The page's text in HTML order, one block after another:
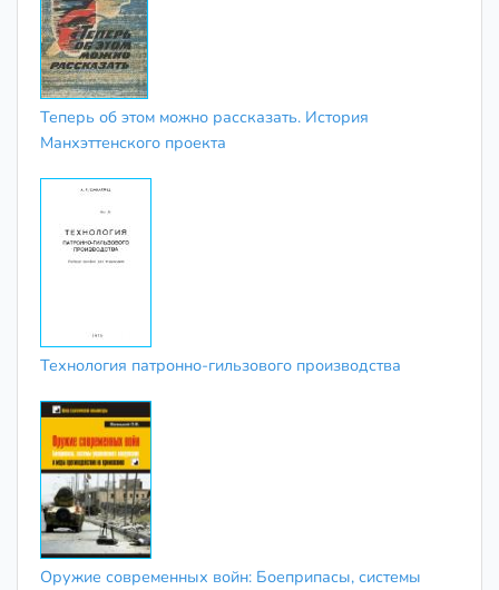
Теперь об этом можно рассказать. История
Манхэттенского проекта
Технология патронно-гильзового производства
Оружие современных войн: Боеприпасы, системы